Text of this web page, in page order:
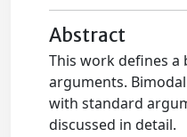
Abstract
This work defines
arguments.
with standard
discussed in detail.